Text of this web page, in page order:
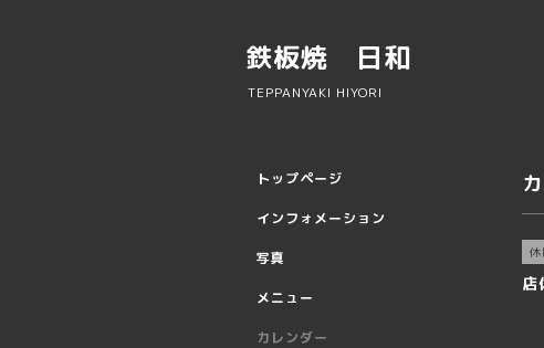
鉄板焼 日和
TEPPANYAKI HIYORI
休
店
トップページ
インフォメーション
写真
メニュー
カレンダー